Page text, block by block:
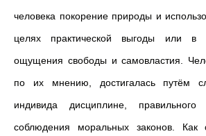
человека покорение природы и
целях практической выгоды или в
ощущения свободы и самовластия.
по их мнению, достигалась путём
индивида дисциплине,
соблюдения моральных законов.